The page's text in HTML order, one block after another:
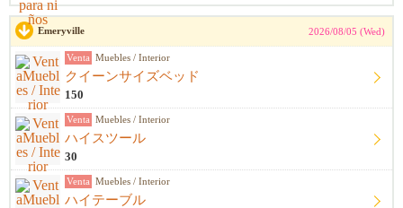
Emeryville 2026/08/05 (Wed)
Venta Muebles / Interior
クイーンサイズベッド
150
Venta Muebles / Interior
ハイスツール
30
Venta Muebles / Interior
ハイテーブル